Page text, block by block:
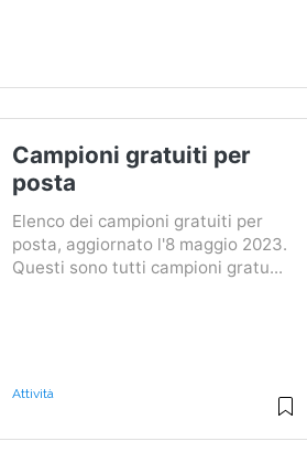
Campioni gratuiti per
posta
Elenco dei campioni gratuiti per
posta, aggiornato l'8 maggio 2023.
Questi sono tutti campioni gratu...
Attività